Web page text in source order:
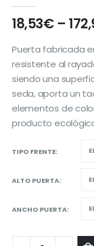
18,53€ –
Puerta fabricada
resistente al
siendo una
seda, aporta un
elementos de
producto
TIPO FRENTE
ALTO PUERTA
ANCHO PUERTA